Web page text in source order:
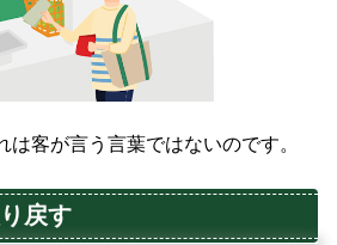
は客が言う言葉ではないのです。
戻す